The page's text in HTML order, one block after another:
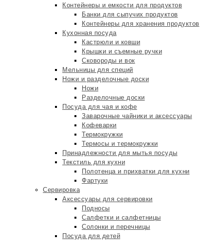
Контейнеры и емкости для продуктов
Банки для сыпучих продуктов
Контейнеры для хранения продуктов
Кухонная посуда
Кастрюли и ковши
Крышки и съемные ручки
Сковороды и вок
Мельницы для специй
Ножи и разделочные доски
Ножи
Разделочные доски
Посуда для чая и кофе
Заварочные чайники и аксессуары
Кофеварки
Термокружки
Термосы и термокружки
Принадлежности для мытья посуды
Текстиль для кухни
Полотенца и прихватки для кухни
Фартуки
Сервировка
Аксессуары для сервировки
Подносы
Салфетки и салфетницы
Солонки и перечницы
Посуда для детей